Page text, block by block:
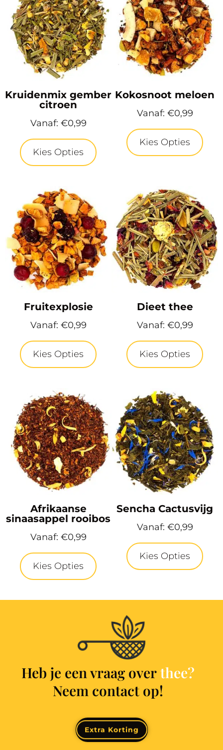
Extra Korting
Kruidenmix gember
citroen
Vanaf: €0,99
Kies Opties
Kokosnoot meloen
Vanaf: €0,99
Kies Opties
Fruitexplosie
Vanaf: €0,99
Kies Opties
Dieet thee
Vanaf: €0,99
Kies Opties
Afrikaanse
sinaasappel rooibos
Vanaf: €0,99
Kies Opties
Sencha Cactusvijg
Vanaf: €0,99
Kies Opties
Heb je een vraag over
Neem contact op!
Contact